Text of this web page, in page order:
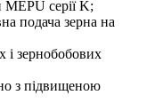
серії K;
подача зерна на
і зернобобових
з підвищеною